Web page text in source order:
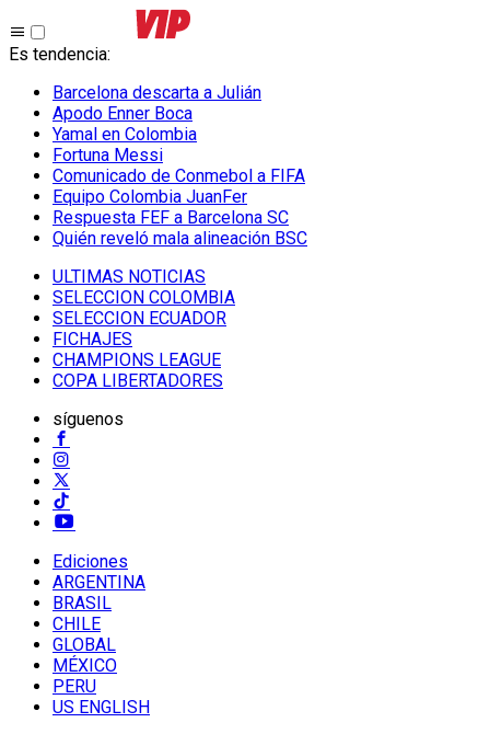
Es tendencia:
Barcelona descarta a Julián
Apodo Enner Boca
Yamal en Colombia
Fortuna Messi
Comunicado de Conmebol a FIFA
Equipo Colombia JuanFer
Respuesta FEF a Barcelona SC
Quién reveló mala alineación BSC
ULTIMAS NOTICIAS
SELECCION COLOMBIA
SELECCION ECUADOR
FICHAJES
CHAMPIONS LEAGUE
COPA LIBERTADORES
síguenos
Ediciones
ARGENTINA
BRASIL
CHILE
GLOBAL
MÉXICO
PERU
US ENGLISH